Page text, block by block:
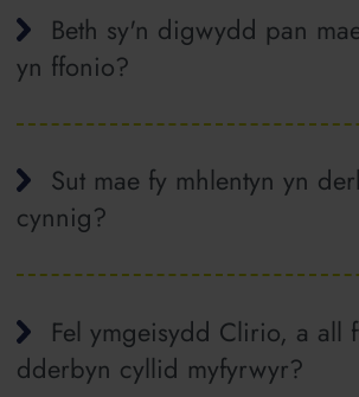
Beth sy'n digwydd pan
yn ffonio?
Sut mae fy mhlentyn yn
cynnig?
Fel ymgeisydd Clirio, a all
dderbyn cyllid myfyrwyr?